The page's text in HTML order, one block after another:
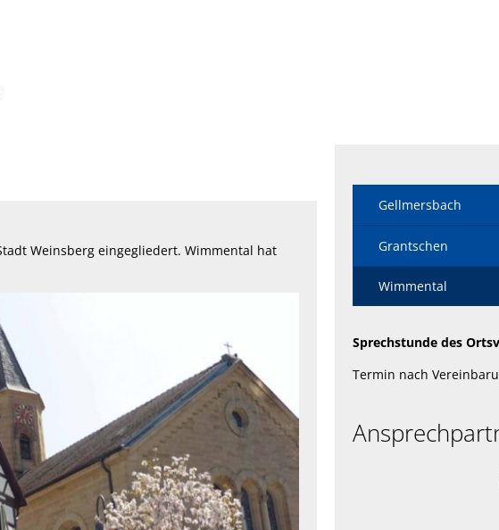
Weinsberg eingegliedert. Wimmental hat
Gellmersbach
Grantschen
Wimmental
Sprechstunde des
Termin nach